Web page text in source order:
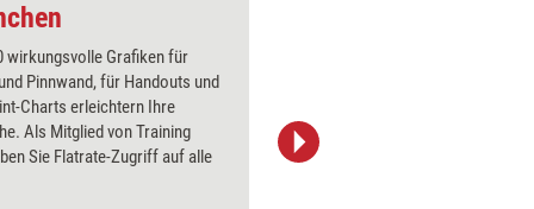
wirkungsvolle Grafiken für
Pinnwand, für Handouts und
Charts erleichtern Ihre
Als Mitglied von Training
Sie Flatrate-Zugriff auf alle